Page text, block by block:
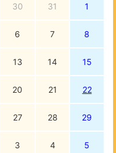
30 31 1
6 7 8
13 14 15
20 21 22
27 28 29
3 4 5